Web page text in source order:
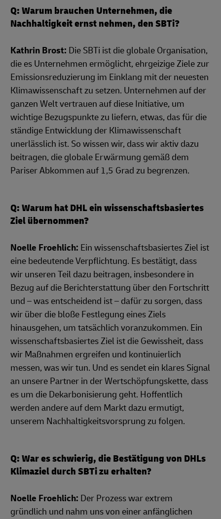
Q: Warum brauchen Unternehmen, die
Nachhaltigkeit ernst nehmen, den SBTi?
Kathrin Brost: Die SBTi ist die globale Organisation,
die es Unternehmen ermöglicht, ehrgeizige Ziele zur
Emissionsreduzierung im Einklang mit der neuesten
Klimawissenschaft zu setzen. Unternehmen auf der
ganzen Welt vertrauen auf diese Initiative, um
wichtige Bezugspunkte zu liefern, etwas, das für die
ständige Entwicklung der Klimawissenschaft
unerlässlich ist. So wissen wir, dass wir aktiv dazu
beitragen, die globale Erwärmung gemäß dem
Pariser Abkommen auf 1,5 Grad zu begrenzen.
Q: Warum hat DHL ein wissenschaftsbasiertes
Ziel übernommen?
Noelle Froehlich: Ein wissenschaftsbasiertes Ziel ist
eine bedeutende Verpflichtung. Es bestätigt, dass
wir unseren Teil dazu beitragen, insbesondere in
Bezug auf die Berichterstattung über den Fortschritt
und – was entscheidend ist – dafür zu sorgen, dass
wir über die bloße Festlegung eines Ziels
hinausgehen, um tatsächlich voranzukommen. Ein
wissenschaftsbasiertes Ziel ist die Gewissheit, dass
wir Maßnahmen ergreifen und kontinuierlich
messen, was wir tun. Und es sendet ein klares Signal
an unsere Partner in der Wertschöpfungskette, dass
es um die Dekarbonisierung geht. Hoffentlich
werden andere auf dem Markt dazu ermutigt,
unserem Nachhaltigkeitsvorsprung zu folgen.
Q: War es schwierig, die Bestätigung von DHLs
Klimaziel durch SBTi zu erhalten?
Noelle Froehlich: Der Prozess war extrem
gründlich und nahm uns von einer anfänglichen